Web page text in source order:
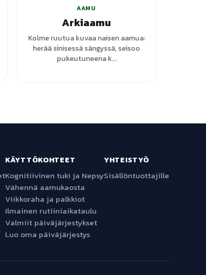
AAMU
Arkiaamu
Kolme ruutua kuvaa naisen aamua:
herää sinisessä sängyssä, seisoo
pukeutuneena k...
KÄYTTÖKOHTEET
Kognitiivinen tuki ja Nepsy
Vähennä aamukaosta
Viikkoraha ja palkkiot
Ilmainen rutiiniaikataulu
Valmiit päiväjärjestykset
Luo oma päiväjärjestys
YHTEISTYÖ
Sisällöntuottajille